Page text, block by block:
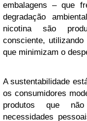
embalagens – que
degradação
nicotina são
consciente,
que minimizam o
A sustentabilidade
os consumidores
produtos que
necessidades